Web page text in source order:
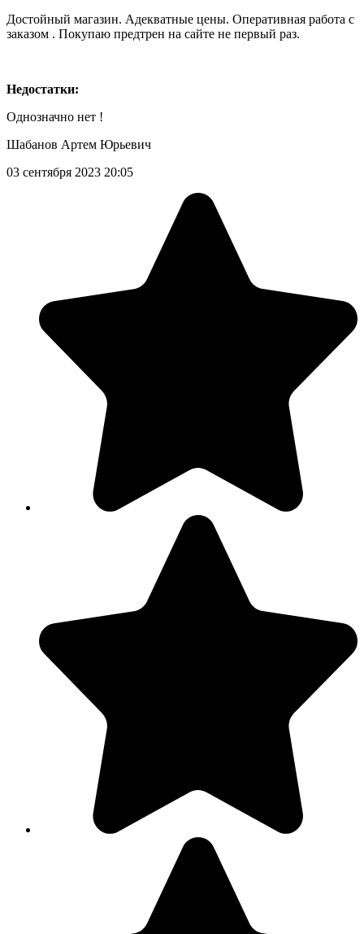
Достойный магазин. Адекватные цены. Оперативная работа с
заказом . Покупаю предтрен на сайте не первый раз.
Недостатки:
Однозначно нет !
Шабанов Артем Юрьевич
03 сентября 2023 20:05